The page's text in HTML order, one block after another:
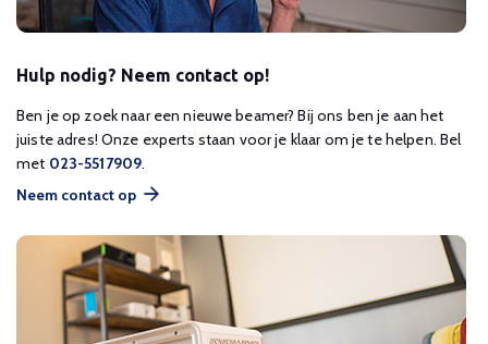
Hulp nodig? Neem contact op!
Ben je op zoek naar een nieuwe beamer? Bij ons ben je aan het
juiste adres! Onze experts staan voor je klaar om je te helpen. Bel
met 023-5517909.
Neem contact op